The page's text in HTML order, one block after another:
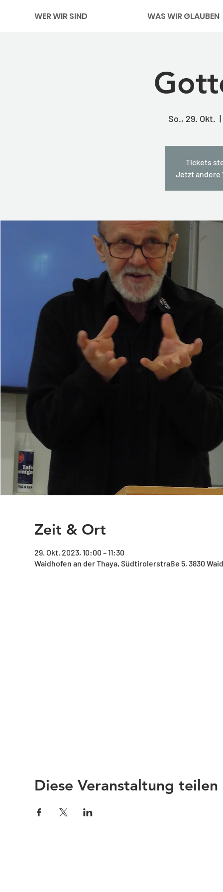
WER WIR SIND WAS WIR GLAUBEN
So., 29. Okt.
Tickets
Jetzt andere
Zeit & Ort
29. Okt. 2023, 10:00 – 11:30
Waidhofen an der Thaya, Südtirolerstraße 5, 3830
Diese Veranstaltung teilen